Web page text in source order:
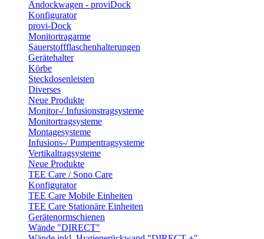
Andockwagen - proviDock
Konfigurator
provi-Dock
Monitortragarme
Sauerstoffflaschenhalterungen
Gerätehalter
Körbe
Steckdosenleisten
Diverses
Neue Produkte
Monitor-/ Infusionstragsysteme
Monitortragsysteme
Montagesysteme
Infusions-/ Pumpentragsysteme
Vertikaltragsysteme
Neue Produkte
TEE Care / Sono Care
Konfigurator
TEE Care Mobile Einheiten
TEE Care Stationäre Einheiten
Gerätenormschienen
Wände "DIRECT"